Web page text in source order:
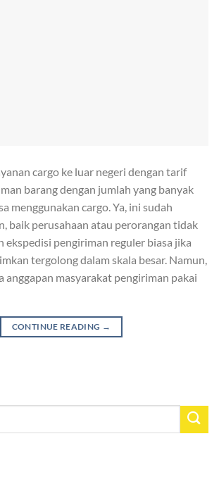
cargo ke luar negeri dengan tarif
barang dengan jumlah yang banyak
menggunakan cargo. Ya, ini sudah
baik perusahaan atau perorangan tidak
ekspedisi pengiriman reguler biasa jika
tergolong dalam skala besar. Namun,
anggapan masyarakat pengiriman pakai
CONTINUE READING →